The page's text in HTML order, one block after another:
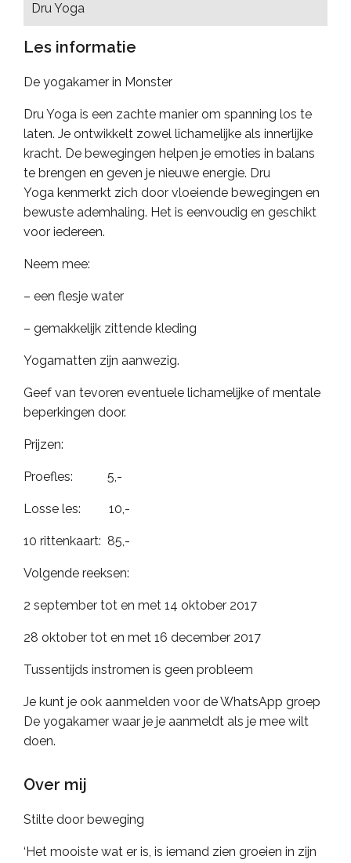
Dru Yoga
Les informatie
De yogakamer in Monster
Dru Yoga is een zachte manier om spanning los te
laten. Je ontwikkelt zowel lichamelijke als innerlijke
kracht. De bewegingen helpen je emoties in balans
te brengen en geven je nieuwe energie. Dru
Yoga kenmerkt zich door vloeiende bewegingen en
bewuste ademhaling. Het is eenvoudig en geschikt
voor iedereen.
Neem mee:
– een flesje water
– gemakkelijk zittende kleding
Yogamatten zijn aanwezig.
Geef van tevoren eventuele lichamelijke of mentale
beperkingen door.
Prijzen:
Proefles: 5,-
Losse les: 10,-
10 rittenkaart: 85,-
Volgende reeksen:
2 september tot en met 14 oktober 2017
28 oktober tot en met 16 december 2017
Tussentijds instromen is geen probleem
Je kunt je ook aanmelden voor de WhatsApp groep
De yogakamer waar je je aanmeldt als je mee wilt
doen.
Over mij
Stilte door beweging
‘Het mooiste wat er is, is iemand zien groeien in zijn